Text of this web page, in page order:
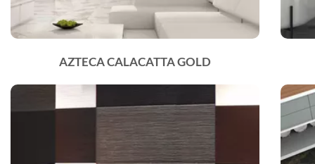
AZTECA CALACATTA GOLD